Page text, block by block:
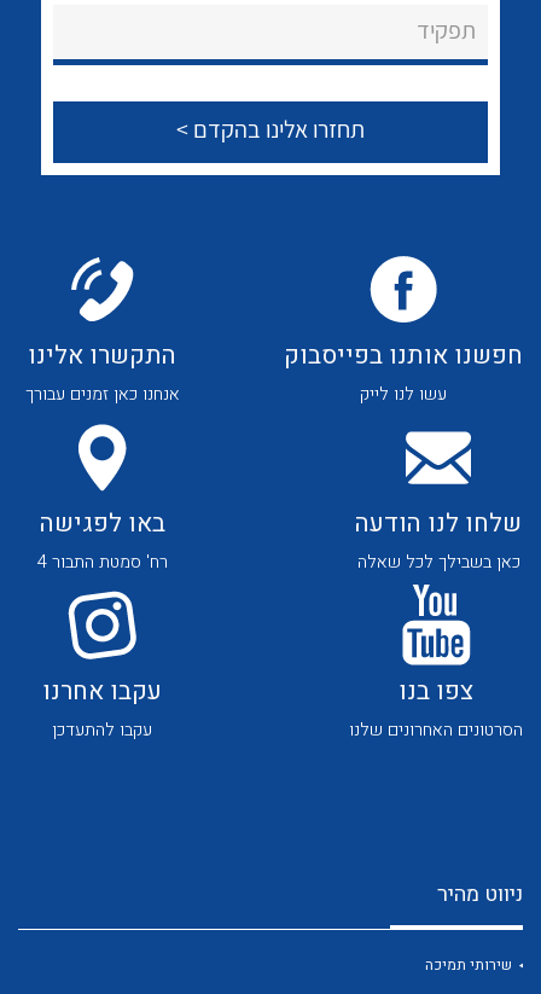
צור קשר
לכל מוצרי היצרן לכל מוצרי היצרן
תפקיד
חפשנו אותנו בפייסבוק
עשו לנו לייק
התקשרו אלינו
אנחנו כאן זמנים עבורך
שלחו לנו הודעה
כאן בשבילך לכל שאלה
באו לפגישה
רח' סמטת התבור 4
צפו בנו
הסרטונים האחרונים שלנו
עקבו אחרנו
עקבו להתעדכן
ניווט מהיר
שירותי תמיכה